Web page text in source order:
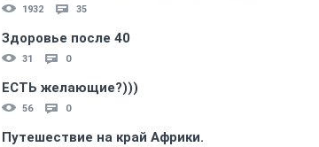
1932 35
Здоровье после 40
31 0
ЕСТЬ желающие?)))
56 0
Путешествие на край Африки.